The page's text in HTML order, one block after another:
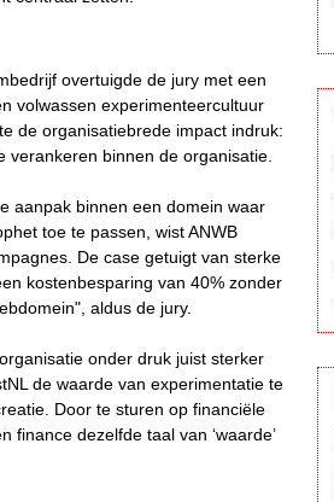
overtuigde de jury met een
volwassen experimenteercultuur
de organisatiebrede impact indruk:
binnen de organisatie.
aanpak binnen een domein waar
toe te passen, wist ANWB
De case getuigt van sterke
kostenbesparing van 40% zonder
aldus de jury.
onder druk juist sterker
de waarde van experimentatie te
Door te sturen op financiële
dezelfde taal van ‘waarde’